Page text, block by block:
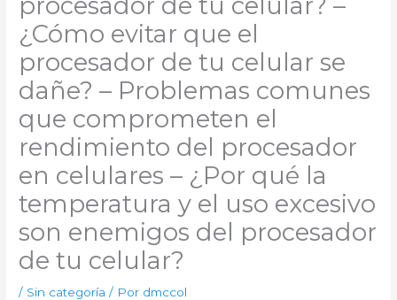
¿Cómo evitar que el
procesador de tu celular se
dañe? – Problemas comunes
que comprometen el
rendimiento del procesador
en celulares – ¿Por qué la
temperatura y el uso excesivo
son enemigos del procesador
de tu celular?
/ Sin categoría / Por dmccol